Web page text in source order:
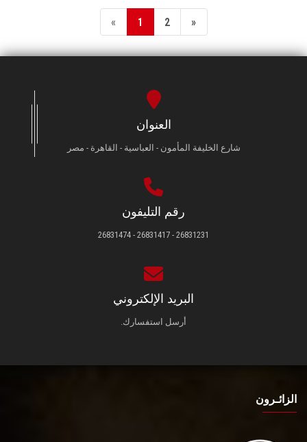
« 1 2 »
العنوان
شارع الخليفة المأمون - العباسية - القاهرة - مصر
رقم التليفون
26831231 - 26831417 - 26831474
البريد الإلكتروني
أرسل استفسارك.
الزائـرون